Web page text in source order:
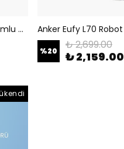
Anker Eufy L70 Robot Süpürge Uyumlu Ön Tekerlek T2190
%20 ₺ 2,699.00
₺ 2,159.00